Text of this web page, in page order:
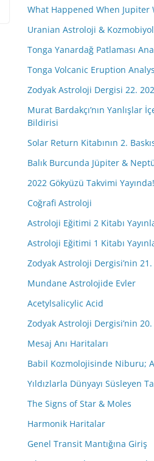
What Happened When Jupiter
Uranian Astroloji &
Tonga Yanardağ Patlaması
Tonga Volcanic Eruption
Zodyak Astroloji Dergisi 22.
Murat Bardakçı’nın Yanlışlar
Bildirisi
Solar Return Kitabının 2.
Balık Burcunda Jüpiter &
2022 Gökyüzü Takvimi Yayında!
Coğrafi Astroloji
Astroloji Eğitimi 2 Kitabı
Astroloji Eğitimi 1 Kitabı
Zodyak Astroloji Dergisi’nin 21.
Mundane Astrolojide Evler
Acetylsalicylic Acid
Zodyak Astroloji Dergisi’nin 20.
Mesaj Anı Haritaları
Babil Kozmolojisinde Niburu;
Yıldızlarla Dünyayı Süsleyen
The Signs of Star & Moles
Harmonik Haritalar
Genel Transit Mantığına Giriş